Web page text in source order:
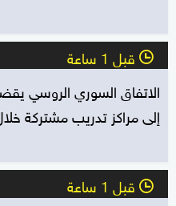
l قبل 1 ساعة
الاتفاق السوري الروسي
إلى مراكز تدريب مشتركة خلال 3
l قبل 1 ساعة